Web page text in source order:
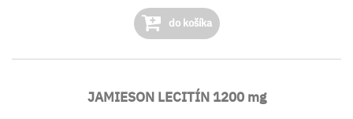
do košíka
JAMIESON LECITÍN 1200 mg